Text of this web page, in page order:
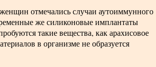
отмечались случаи аутоиммунного
же силиконовые имплантаты
такие вещества, как арахисовое
в организме не образуется